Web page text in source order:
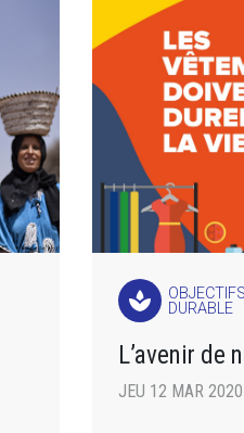
spa
DURABLE
L’avenir de
JEU 12 MAR 2020